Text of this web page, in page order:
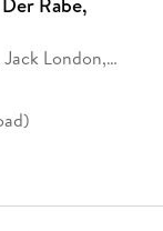
London,